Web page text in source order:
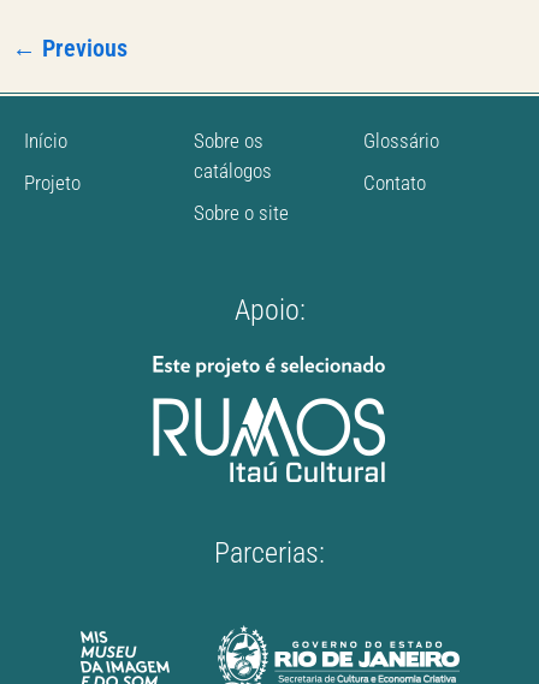
← Previous
Início
Projeto
Sobre os
catálogos
Sobre o site
Glossário
Contato
Apoio:
Parcerias: